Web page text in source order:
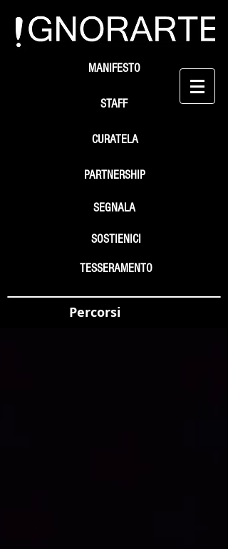
STAFF
SEGNALA
SOSTIENICI
MANIFESTO
PARTNERSHIP
TESSERAMENTO
CURATELA
Percorsi